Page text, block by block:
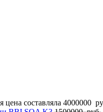
цена составляла 4000000